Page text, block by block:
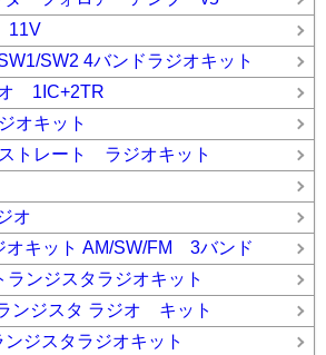
11V
SW2 4バンドラジオキット
1IC+2TR
オキット
トレート ラジオキット
オ
オキット AM/SW/FM 3バンド
ンジスタラジオキット
ンジスタ ラジオ キット
ジスタラジオキット